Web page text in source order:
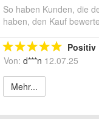
So haben Kunden, die
haben, den Kauf
Positiv
Von: d***n 12.07.25
Mehr...